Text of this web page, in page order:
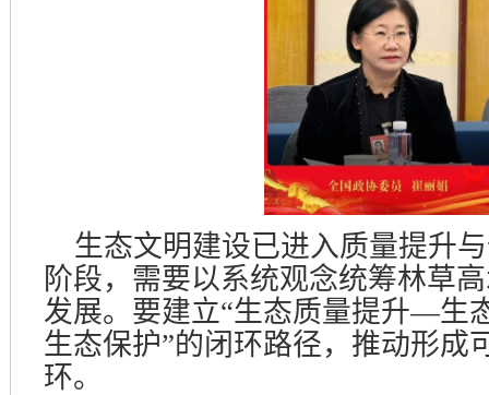
生态文明建设已进入质量提升
阶段，需要以系统观念统筹林草
发展。要建立“生态质量提升—生
生态保护”的闭环路径，推动形成
环。